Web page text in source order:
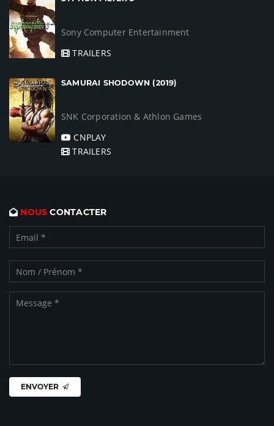
Sony Computer Entertainment
TRAILERS
SAMURAI SHODOWN (2019)
SNK Corporation & Athlon Games
CNPLAY
TRAILERS
NOUS CONTACTER
ENVOYER